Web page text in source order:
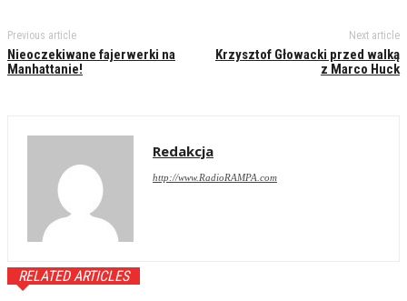
Previous article
Nieoczekiwane fajerwerki na
Manhattanie!
Next article
Krzysztof Głowacki przed walką
z Marco Huck
Redakcja
http://www.RadioRAMPA.com
RELATED ARTICLES